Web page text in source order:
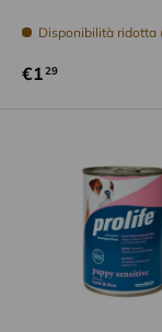
Disponibilità ridotta
€129